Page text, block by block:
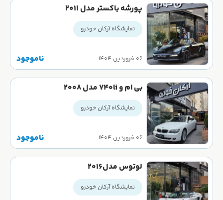
پورشه باکستر مدل ۲۰۱۱
نمایشگاه آرکان خودرو
۰۶ فروردین ۱۴۰۴ ناموجود
بی ام و 740li مدل ۲۰۰۸
نمایشگاه آرکان خودرو
۰۶ فروردین ۱۴۰۴ ناموجود
لوتوس مدل2016
نمایشگاه آرکان خودرو